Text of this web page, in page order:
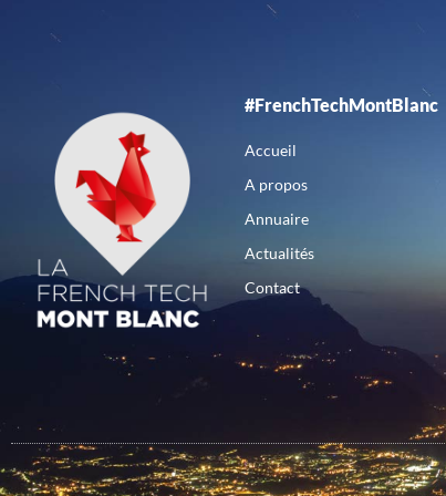
#FrenchTechMontBlanc
Accueil
A propos
Annuaire
Actualités
Contact